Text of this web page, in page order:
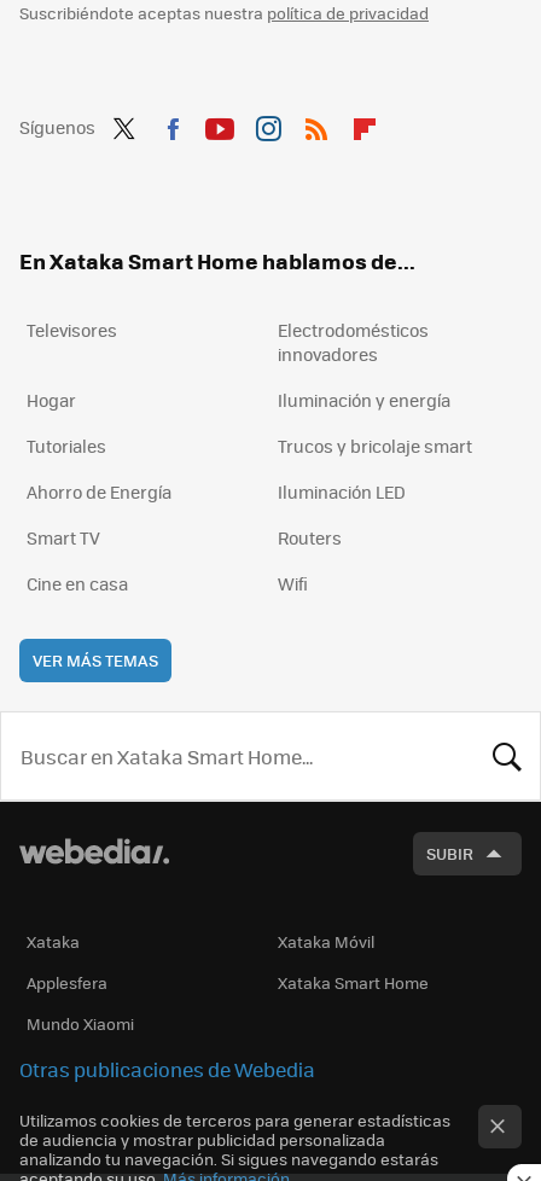
Suscribiéndote aceptas nuestra política de privacidad
Síguenos
En Xataka Smart Home hablamos de...
Televisores
Electrodomésticos
innovadores
Hogar
Iluminación y energía
Tutoriales
Trucos y bricolaje smart
Ahorro de Energía
Iluminación LED
Smart TV
Routers
Cine en casa
Wifi
VER MÁS TEMAS
SUBIR
Xataka
Xataka Móvil
Applesfera
Xataka Smart Home
Mundo Xiaomi
Otras publicaciones de Webedia
Utilizamos cookies de terceros para generar estadísticas
de audiencia y mostrar publicidad personalizada
analizando tu navegación. Si sigues navegando estarás